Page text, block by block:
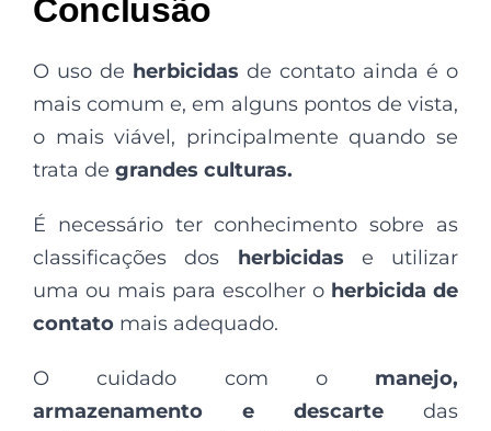
Conclusão
O uso de herbicidas de contato ainda é o
mais comum e, em alguns pontos de vista,
o mais viável, principalmente quando se
trata de grandes culturas.
É necessário ter conhecimento sobre as
classificações dos herbicidas e utilizar
uma ou mais para escolher o herbicida de
contato mais adequado.
O cuidado com o manejo,
armazenamento e descarte das